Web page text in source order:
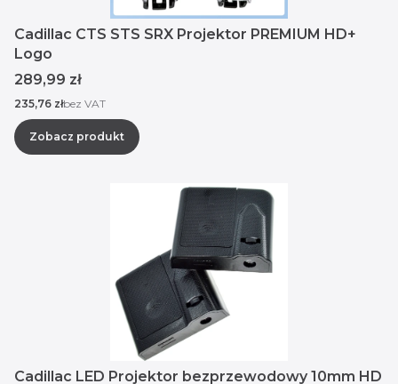
Cadillac CTS STS SRX Projektor PREMIUM HD+
Logo
Cena
289,99 zł
Cena
235,76 złbez VAT
Zobacz produkt
Cadillac LED Projektor bezprzewodowy 10mm HD